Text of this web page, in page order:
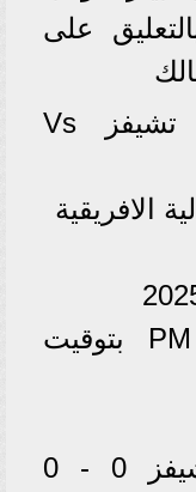
على
بطاقة المباراة كايزر تشيفز Vs
الافريقية
توقيت المباراة 04:00 PM بتوقيت
نتيجة المباراة كايزر تشيفز 0 - 0